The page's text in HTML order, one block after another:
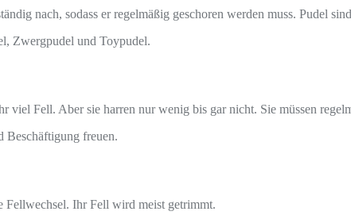
nach, sodass er regelmäßig geschoren werden muss. Pudel
Zwergpudel und Toypudel.
viel Fell. Aber sie harren nur wenig bis gar nicht. Sie müssen
Beschäftigung freuen.
Fellwechsel. Ihr Fell wird meist getrimmt.